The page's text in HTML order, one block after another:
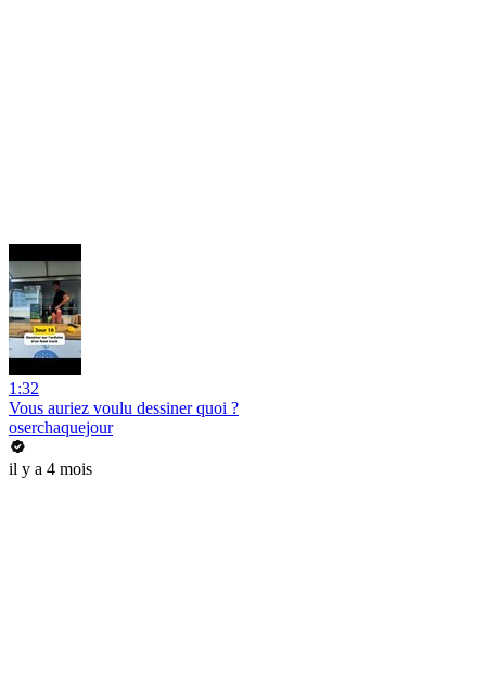
1:32
Vous auriez voulu dessiner quoi ?
oserchaquejour
il y a 4 mois